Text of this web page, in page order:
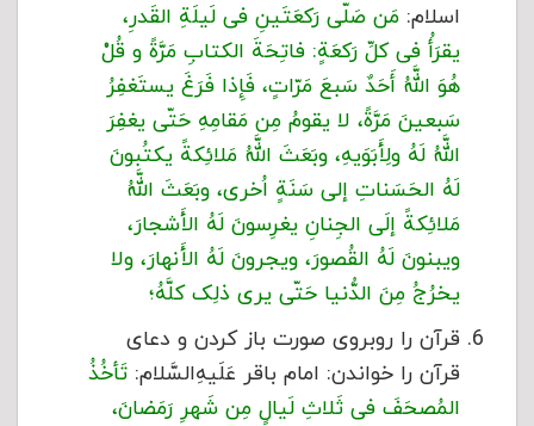
اسلام:مَن صَلّى‏ رَکعَتَینِ فی لَیلَةِ القَدرِ،
یقرَأُ فی کلِّ رَکعَةٍ: فاتِحَةَ الکتابِ مَرَّةً و قُلْ
هُوَ اللَّهُ أَحَدٌ سَبعَ مَرّاتٍ، فَإِذا فَرَغَ یستَغفِرُ
سَبعینَ مَرَّةً، لا یقومُ مِن مَقامِهِ حَتّى‏ یغفِرَ
اللَّهُ لَهُ ولِأَبَوَیهِ، وبَعَثَ اللَّهُ مَلائِکةً یکتُبونَ
لَهُ الحَسَناتِ إلى‏ سَنَةٍ اُخرى‏، وبَعَثَ اللَّهُ
مَلائِکةً إلَى الجِنانِ یغرِسونَ لَهُ الأَشجارَ،
ویبنونَ لَهُ القُصورَ، ویجرونَ لَهُ الأَنهارَ، ولا
یخرُجُ مِنَ الدُّنیا حَتّى‏ یرى‏ ذلِک کلَّهُ؛
قرآن را روبروی صورت باز کردن و دعای
قرآن را خواندن: امام باقر عَلَیهِ‌السَّلام:تَأخُذُ
المُصحَفَ فی ثَلاثِ لَیالٍ مِن شَهرِ رَمَضانَ،